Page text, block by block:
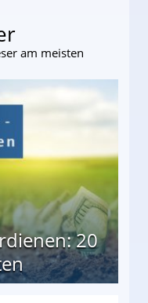
am meisten
20